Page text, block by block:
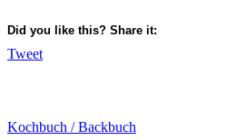
Did you like this? Share it:
Tweet
Kochbuch / Backbuch